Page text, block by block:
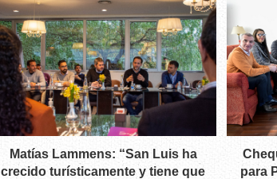
Matías Lammens: “San Luis ha
crecido turísticamente y tiene que
para